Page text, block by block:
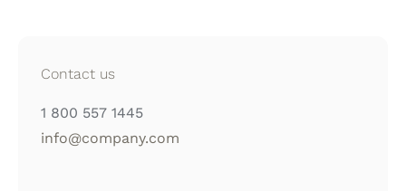
Contact us
1 800 557 1445
info@company.com